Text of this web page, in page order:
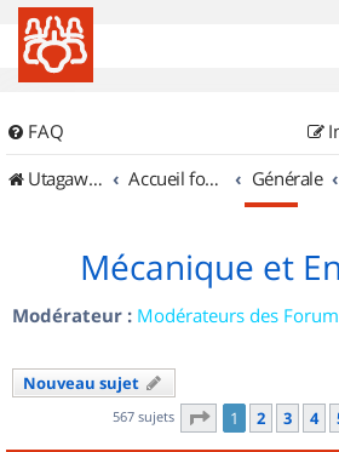
FAQ
UtagawaVTT (Randos VTT et VTTAE avec traces GPS)
Accueil forum Générale
Mécanique et
Modérateur : Modérateurs des
Nouveau sujet
567 sujets Page 1sur
1 2 3 4